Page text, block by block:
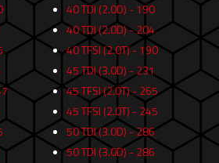
40 TDI (2.0D) - 190
40 TDI (2.0D) - 204
40 TFSI (2.0T) - 190
45 TDI (3.0D) - 231
45 TFSI (2.0T) - 265
45 TFSI (2.0T) - 245
50 TDI (3.0D) - 286
50 TDI (3.0D) - 286